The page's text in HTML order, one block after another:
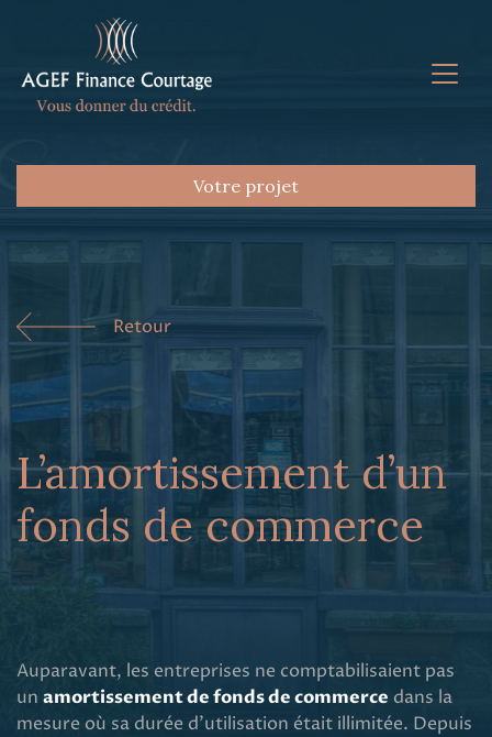
Votre projet
Retour
L’amortissement d’un
fonds de commerce
Auparavant, les entreprises ne comptabilisaient pas
un amortissement de fonds de commerce dans la
mesure où sa durée d'utilisation était illimitée. Depuis